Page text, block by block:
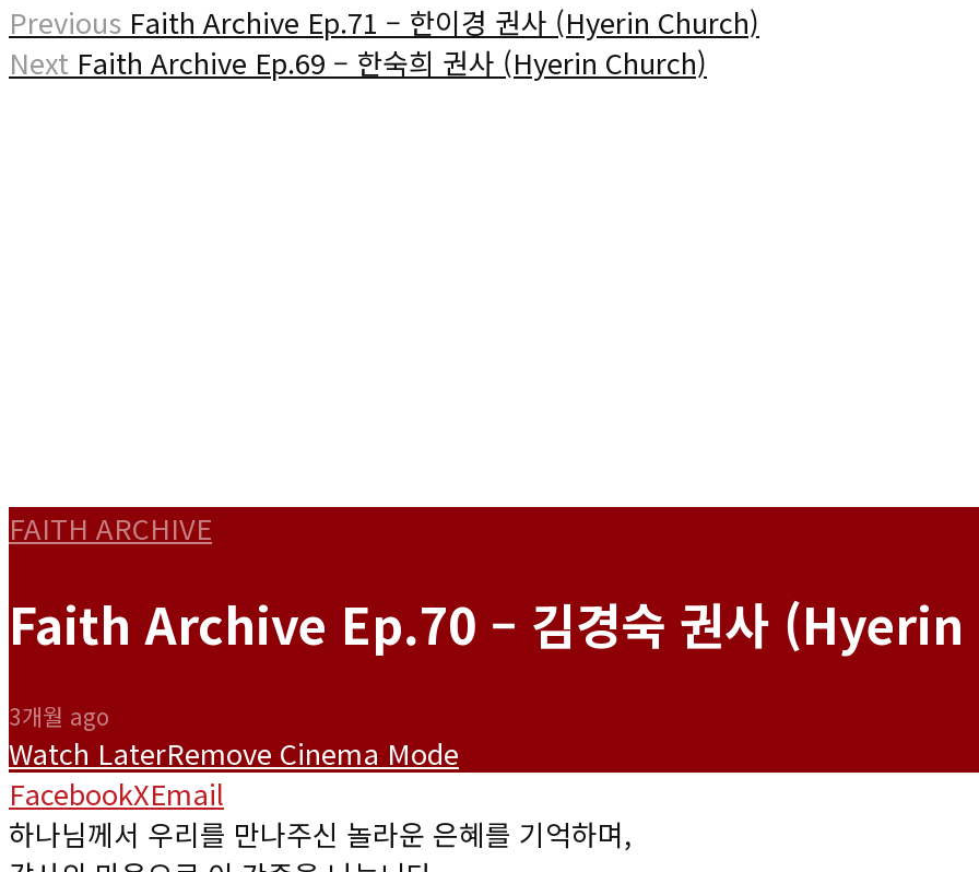
Previous Faith Archive Ep.71 – 한이경 권사 (Hyerin Church)
Next Faith Archive Ep.69 – 한숙희 권사 (Hyerin Church)
FAITH ARCHIVE
Faith Archive Ep.70 – 김경숙 권사
3개월 ago
Watch LaterRemove Cinema Mode
FacebookXEmail
하나님께서 우리를 만나주신 놀라운 은혜를 기억하며,